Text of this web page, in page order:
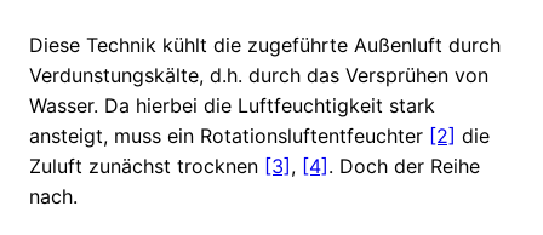
Diese Technik kühlt die zugeführte Außenluft durch
Verdunstungskälte, d.h. durch das Versprühen von
Wasser. Da hierbei die Luftfeuchtigkeit stark
ansteigt, muss ein Rotationsluftentfeuchter [2] die
Zuluft zunächst trocknen [3] , [4] . Doch der Reihe
nach.